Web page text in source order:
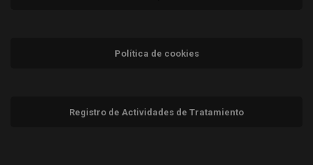
Política de cookies
Registro de Actividades de Tratamiento